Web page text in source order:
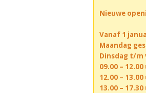
Nieuwe
Vanaf 1
Maandag
Dinsdag t/m
09.00 –
12.00 –
13.00 –